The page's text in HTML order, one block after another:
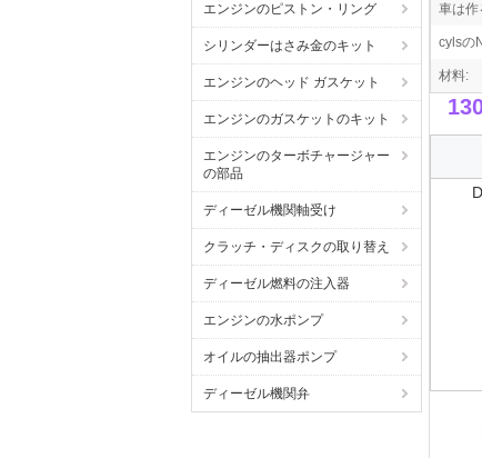
エンジンのピストン・リング
シリンダーはさみ金のキット
エンジンのヘッド ガスケット
エンジンのガスケットのキット
エンジンのターボチャージャー
の部品
ディーゼル機関軸受け
クラッチ・ディスクの取り替え
ディーゼル燃料の注入器
エンジンの水ポンプ
オイルの抽出器ポンプ
ディーゼル機関弁
車は作
cylsの
材料: